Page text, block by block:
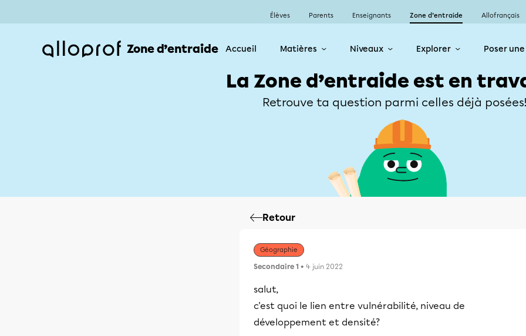
Élèves Parents Enseignants Zone d’entraide Allofrançais
Zone d’entraide Accueil Matières Niveaux Explorer Poser
La Zone d’entraide est en
Retrouve ta question parmi celles déjà
Retour
Géographie
Secondaire 1 • 4 juin 2022
salut,
c'est quoi le lien entre vulnérabilité, niveau de
développement et densité?